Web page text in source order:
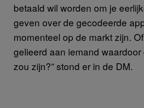
betaald wil worden om je
geven over de gecodeerde
momenteel op de markt zijn.
gelieerd aan iemand
zou zijn?” stond er in de DM.